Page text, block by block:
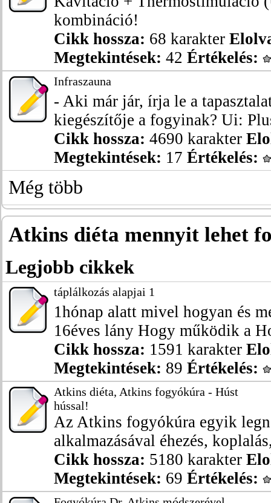
kombináció!
Cikk hossza: 68 karakter
Megtekintések: 42 Értékelés:
Infraszauna
- Aki már jár, írja le a
kiegészítője a fogyinak? Ui:
Cikk hossza: 4690 karakter
Megtekintések: 17 Értékelés:
Még több
Atkins diéta mennyit lehet
Legjobb cikkek
táplálkozás alapjai 1
1hónap alatt mivel hogyan és
16éves lány Hogy működik a
Cikk hossza: 1591 karakter
Megtekintések: 89 Értékelés:
Atkins diéta, Atkins fogyókúra - Húst
hússal!
Az Atkins fogyókúra egyik
alkalmazásával éhezés,
Cikk hossza: 5180 karakter
Megtekintések: 69 Értékelés: